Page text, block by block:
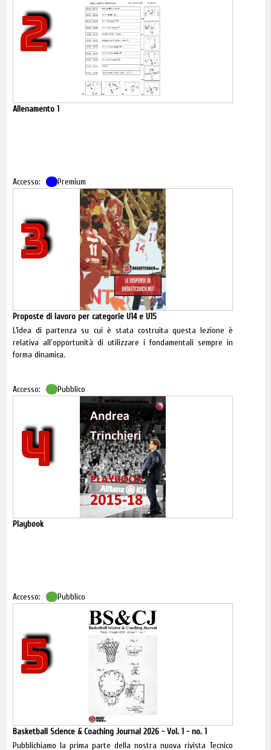
2
Allenamento 1
3
Accesso: Premium
Proposte di lavoro per categorie U14 e U15
L’idea di partenza su cui è stata costruita questa lezione è
relativa all'opportunità di utilizzare i fondamentali sempre in
forma dinamica.
4
Accesso: Pubblico
Playbook
5
Accesso: Pubblico
Basketball Science & Coaching Journal 2026 - Vol. 1 - no. 1
Pubblichiamo la prima parte della nostra nuova rivista Tecnico